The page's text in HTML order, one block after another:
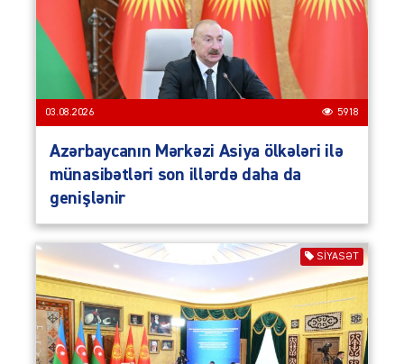
03.08.2026 5918
Azərbaycanın Mərkəzi Asiya ölkələri ilə
münasibətləri son illərdə daha da
genişlənir
SIYASƏT